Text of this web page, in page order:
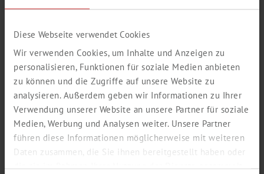
Diese Webseite verwendet Cookies
Wir verwenden Cookies, um Inhalte und Anzeigen zu
personalisieren, Funktionen für soziale Medien anbieten
zu können und die Zugriffe auf unsere Website zu
analysieren. Außerdem geben wir Informationen zu Ihrer
Verwendung unserer Website an unsere Partner für soziale
Medien, Werbung und Analysen weiter. Unsere Partner
führen diese Informationen möglicherweise mit weiteren
Daten zusammen, die Sie ihnen bereitgestellt haben oder
PH-PUFFERLÖSUNGEN OHNE
FARBCODIERUNG (20 °C)
CHEMSOLUTE®